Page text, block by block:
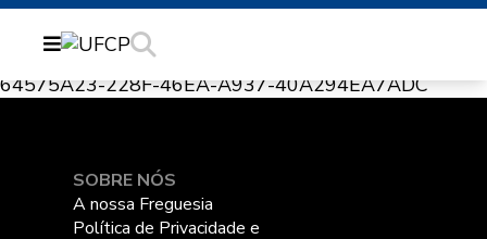
64575A23-228F-46EA-A937-40A294EA7ADC
SOBRE NÓS
A nossa Freguesia
Política de Privacidade e